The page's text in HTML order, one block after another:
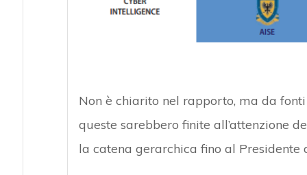
Non è chiarito nel rapporto, ma da
queste sarebbero finite all’attenzione
la catena gerarchica fino al Presidente